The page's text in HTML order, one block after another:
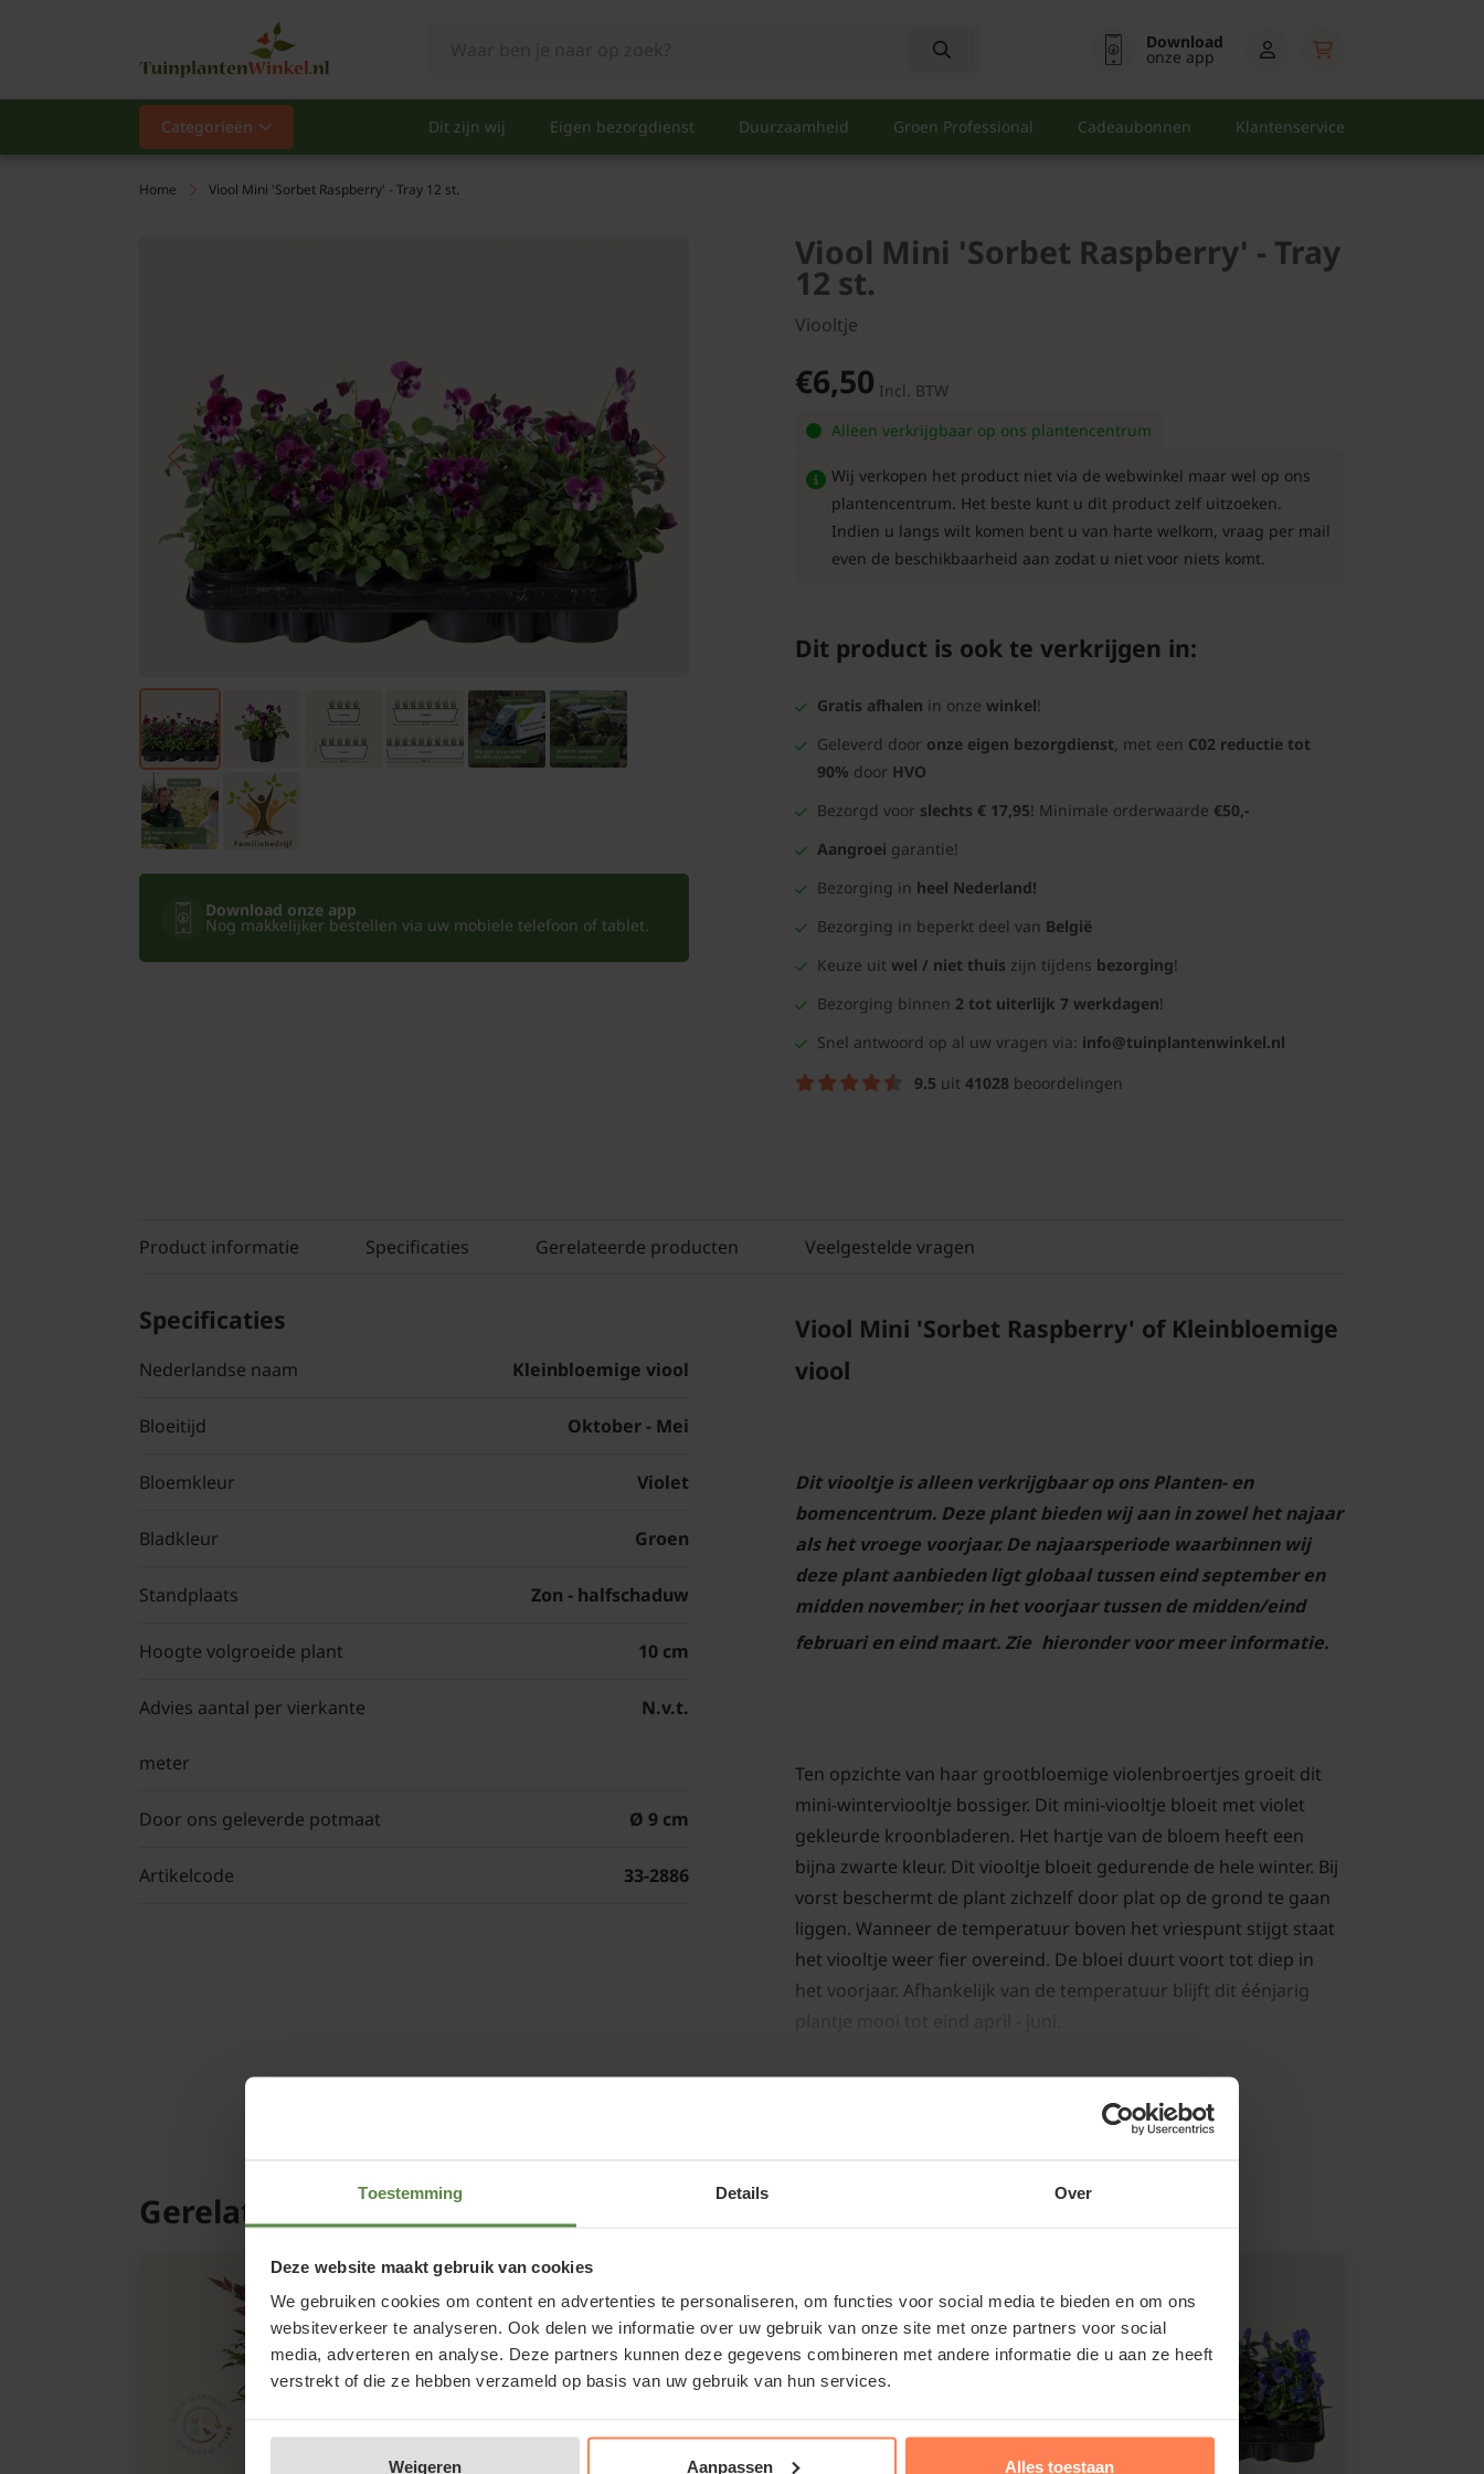
Toestemming Details Over
Deze website maakt gebruik van cookies
We gebruiken cookies om content en advertenties te personaliseren, om functies voor social media te bieden en om ons
websiteverkeer te analyseren. Ook delen we informatie over uw gebruik van onze site met onze partners voor social
media, adverteren en analyse. Deze partners kunnen deze gegevens combineren met andere informatie die u aan ze heeft
verstrekt of die ze hebben verzameld op basis van uw gebruik van hun services.
Weigeren Aanpassen Alles toestaan
Download
onze app
Categorieën Dit zijn wij Eigen bezorgdienst Duurzaamheid Groen Professional Cadeaubonnen Klantenservice
Categorieën
Populair
Klimplanten
Fruit
Bomen
Leibomen
Kamerplanten
Bloempotten
Home Viool Mini 'Sorbet Raspberry' - Tray 12 st.
Download onze app
Nog makkelijker bestellen via uw mobiele telefoon of tablet.
Viool Mini 'Sorbet Raspberry' - Tray
12 st.
Viooltje
€6,50 Incl. BTW
Alleen verkrijgbaar op ons plantencentrum
Wij verkopen het product niet via de webwinkel maar wel op ons
plantencentrum. Het beste kunt u dit product zelf uitzoeken.
Indien u langs wilt komen bent u van harte welkom, vraag per mail
even de beschikbaarheid aan zodat u niet voor niets komt.
Dit product is ook te verkrijgen in:
Gratis afhalen in onze winkel!
Geleverd door onze eigen bezorgdienst, met een C02 reductie tot
90% door HVO
Bezorgd voor slechts € 17,95! Minimale orderwaarde €50,-
Aangroei garantie!
Bezorging in heel Nederland!
Bezorging in beperkt deel van België
Keuze uit wel / niet thuis zijn tijdens bezorging!
Bezorging binnen 2 tot uiterlijk 7 werkdagen!
Snel antwoord op al uw vragen via: info@tuinplantenwinkel.nl
9.5 uit 41028 beoordelingen
Product informatie Specificaties Gerelateerde producten Veelgestelde vragen
Specificaties
Nederlandse naam Kleinbloemige viool
Bloeitijd Oktober - Mei
Bloemkleur Violet
Bladkleur Groen
Standplaats Zon - halfschaduw
Hoogte volgroeide plant 10 cm
Advies aantal per vierkante
meter
N.v.t.
Door ons geleverde potmaat Ø 9 cm
Artikelcode 33-2886
Viool Mini 'Sorbet Raspberry' of Kleinbloemige
viool
Dit viooltje is alleen verkrijgbaar op ons Planten- en
bomencentrum. Deze plant bieden wij aan in zowel het najaar
als het vroege voorjaar. De najaarsperiode waarbinnen wij
deze plant aanbieden ligt globaal tussen eind september en
midden november; in het voorjaar tussen de midden/eind
februari en eind maart. Zie hieronder voor meer informatie.
Ten opzichte van haar grootbloemige violenbroertjes groeit dit
mini-winterviooltje bossiger. Dit mini-viooltje bloeit met violet
gekleurde kroonbladeren. Het hartje van de bloem heeft een
bijna zwarte kleur. Dit viooltje bloeit gedurende de hele winter. Bij
vorst beschermt de plant zichzelf door plat op de grond te gaan
liggen. Wanneer de temperatuur boven het vriespunt stijgt staat
het viooltje weer fier overeind. De bloei duurt voort tot diep in
het voorjaar. Afhankelijk van de temperatuur blijft dit éénjarig
Standplaats Viool Mini 'Sorbet Raspberry'
Violen staan graag in de zon tot halfschaduw. Zorg dat de grond
goed los is en goed waterdoorlatend. Gebruik voor het
Gerelateerde producten